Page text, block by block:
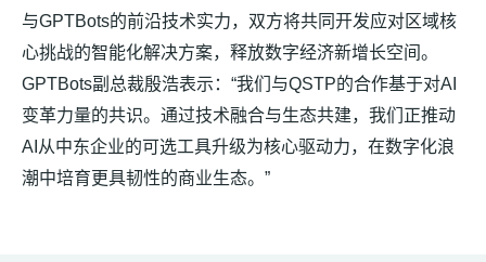
与GPTBots的前沿技术实力，双方将共同开发应对区域核
心挑战的智能化解决方案，释放数字经济新增长空间。
GPTBots副总裁殷浩表示：“我们与QSTP的合作基于对AI
变革力量的共识。通过技术融合与生态共建，我们正推动
AI从中东企业的可选工具升级为核心驱动力，在数字化浪
潮中培育更具韧性的商业生态。”